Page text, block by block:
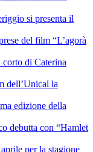
si presenta il
del film “L’agorà
di Caterina
dell’Unical la
edizione della
debutta con “Hamlet
per la stagione